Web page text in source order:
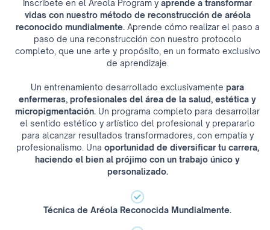
Inscríbete en el Areola Program yaprende a transformar
vidas con nuestro método de reconstrucción de aréola
reconocido mundialmente.Aprende cómo realizar el paso a
paso de una reconstrucción con nuestro protocolo
completo, que une arte y propósito, en un formato exclusivo
de aprendizaje.
Un entrenamiento desarrollado exclusivamentepara
enfermeras, profesionales del área de la salud, estética y
micropigmentación. Un programa completo para desarrollar
el sentido estético y artístico del profesional y prepararlo
para alcanzar resultados transformadores, con empatía y
profesionalismo. Una oportunidad de diversificar tu carrera,
haciendo el bien al prójimo con un trabajo único y
personalizado.
Técnica de Aréola Reconocida Mundialmente.